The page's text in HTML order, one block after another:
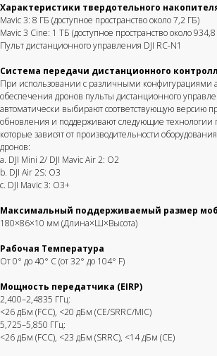
Характеристики твердотельного
Mavic 3: 8 ГБ (доступное пространство около 7,2 ГБ)
Mavic 3 Cine: 1 ТБ (доступное пространство около
Пульт дистанционного управления DJI RC-N1
Система передачи дистанционного
При использовании с различными конфигурациями
обеспечения дронов пульты дистанционного
автоматически выбирают соответствующую версию
обновления и поддерживают следующие технологии
которые зависят от производительности
дронов:
a. DJI Mini 2/ DJI Mavic Air 2: O2
b. DJI Air 2S: O3
c. DJI Mavic 3: O3+
Максимальный поддерживаемый размер
180×86×10 мм (Длина×Ш×Высота)
Рабочая Температура
От 0° до 40° C (от 32° до 104° F)
Мощность передатчика (EIRP)
2,400–2,4835 ГГц:
<26 дБм (FCC), <20 дБм (CE/SRRC/MIC)
5,725–5,850 ГГц:
<26 дБм (FCC), <23 дБм (SRRC), <14 дБм (CE)
Политика конфиденциальности
Получить коммерческое
ИНН 550611951647, ОГРН 322554300022804
DJI-market.ru 2025
5.0
Рейтинг организации в Яндекс